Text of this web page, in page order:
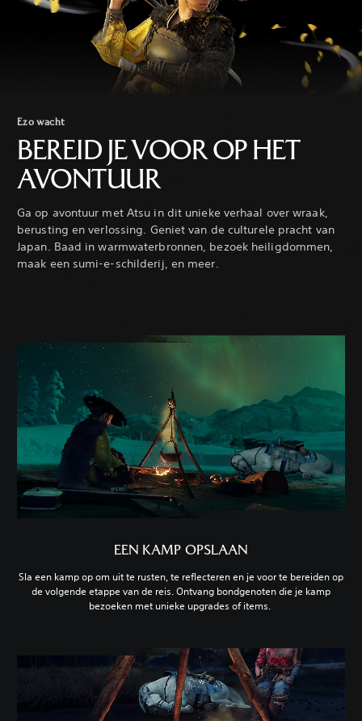
Ezo wacht
BEREID JE VOOR OP HET
AVONTUUR
Ga op avontuur met Atsu in dit unieke verhaal over wraak,
berusting en verlossing. Geniet van de culturele pracht van
Japan. Baad in warmwaterbronnen, bezoek heiligdommen,
maak een sumi-e-schilderij, en meer.
EEN KAMP OPSLAAN
Sla een kamp op om uit te rusten, te reflecteren en je voor te bereiden op
de volgende etappe van de reis. Ontvang bondgenoten die je kamp
bezoeken met unieke upgrades of items.‎